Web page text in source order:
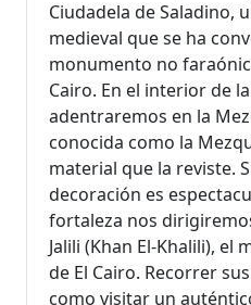
Ciudadela de Saladino,
medieval que se ha
monumento no
Cairo. En el interior de
adentraremos en la
conocida como la
material que la reviste.
decoración es
fortaleza nos
Jalili (Khan El-Khalili), el
de El Cairo. Recorrer
como visitar un